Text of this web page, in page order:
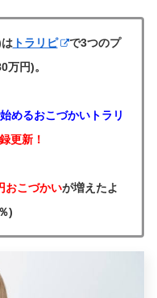
トラリピ
で3つのプ
万円)。
めるおこづかいトラリ
更新！
おこづかいが増えたよ
)